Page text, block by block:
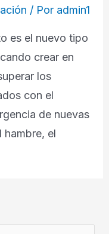
/ Por admin1
es el nuevo tipo
crear en
los
con el
de nuevas
hambre, el